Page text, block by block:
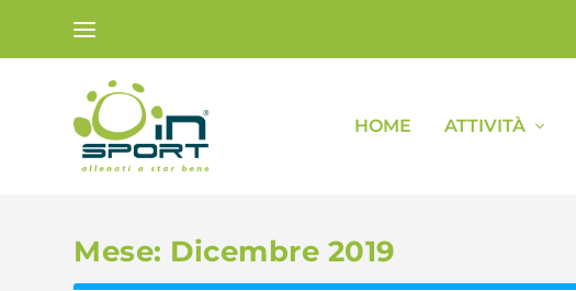
HOME ATTIVITÀ
Mese: Dicembre 2019